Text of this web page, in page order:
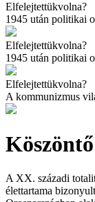
Elfelejtettükvolna?
1945 után politikai
Elfelejtettükvolna?
1945 után politikai
Elfelejtettükvolna?
A kommunizmus
Köszöntő
A XX. századi
élettartama